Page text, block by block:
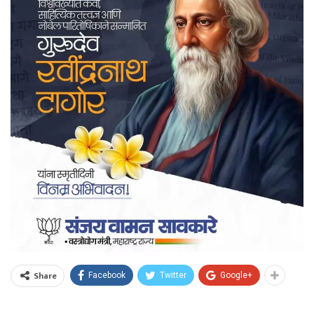
Share Facebook Twitter Google+